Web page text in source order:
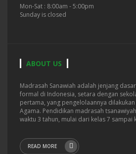
Mon-Sat : 8:00am - 5:00pm
Sunday is closed
ABOUT US
Madrasah Sanawiah adalah jenjang
formal di Indonesia, setara dengan
pertama, yang pengelolaannya
Agama. Pendidikan madrasah
waktu 3 tahun, mulai dari kelas 7 sampai
READ MORE